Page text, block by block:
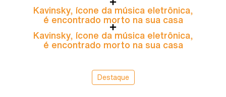
Kavinsky, ícone da música eletrônica,
é encontrado morto na sua casa
Kavinsky, ícone da música eletrônica,
é encontrado morto na sua casa
Destaque